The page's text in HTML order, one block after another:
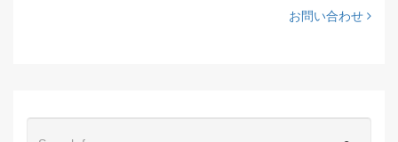
お問い合わせ